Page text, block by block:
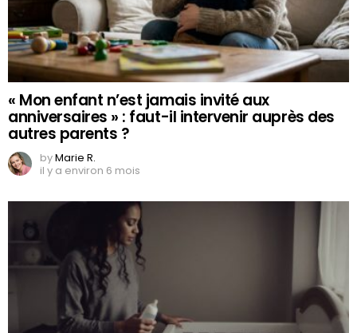
« Mon enfant n’est jamais invité aux
anniversaires » : faut-il intervenir auprès des
autres parents ?
byMarie R.
il y a environ 6 mois